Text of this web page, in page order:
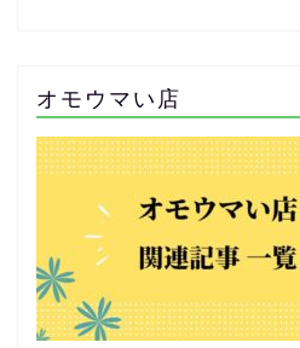
オモウマい店